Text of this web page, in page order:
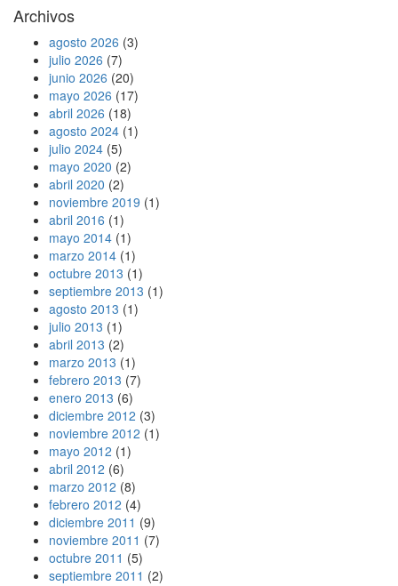
Archivos
agosto 2026 (3)
julio 2026 (7)
junio 2026 (20)
mayo 2026 (17)
abril 2026 (18)
agosto 2024 (1)
julio 2024 (5)
mayo 2020 (2)
abril 2020 (2)
noviembre 2019 (1)
abril 2016 (1)
mayo 2014 (1)
marzo 2014 (1)
octubre 2013 (1)
septiembre 2013 (1)
agosto 2013 (1)
julio 2013 (1)
abril 2013 (2)
marzo 2013 (1)
febrero 2013 (7)
enero 2013 (6)
diciembre 2012 (3)
noviembre 2012 (1)
mayo 2012 (1)
abril 2012 (6)
marzo 2012 (8)
febrero 2012 (4)
diciembre 2011 (9)
noviembre 2011 (7)
octubre 2011 (5)
septiembre 2011 (2)